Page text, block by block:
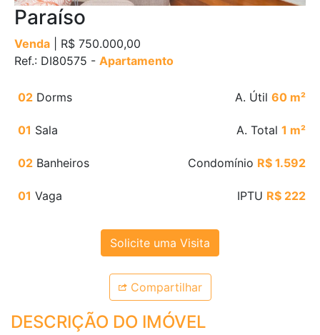
Paraíso
Venda | R$ 750.000,00
Ref.: DI80575 - Apartamento
02 Dorms
01 Sala
02 Banheiros
01 Vaga
A. Útil 60 m²
A. Total 1 m²
Condomínio R$ 1.592
IPTU R$ 222
Solicite uma Visita
Compartilhar
DESCRIÇÃO DO IMÓVEL